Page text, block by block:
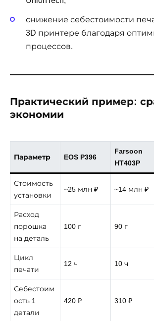
снижение себестоимости
3D принтере благодаря
процессов.
Практический пример:
экономии
Параметр EOS P396
Farsoon
HT403P
Стоимость
установки
~25 млн ₽ ~14 млн ₽
Расход
порошка
на деталь
100 г 90 г
Цикл
печати
12 ч 10 ч
Себестоим
ость 1
детали
420 ₽ 310 ₽